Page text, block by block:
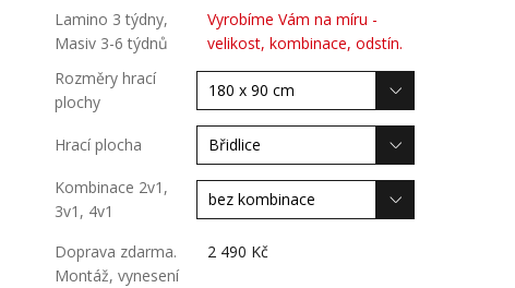
Lamino 3 týdny,
Masiv 3-6 týdnů
Vyrobíme Vám na míru -
velikost, kombinace, odstín.
Rozměry hrací
plochy
Hrací plocha
Kombinace 2v1,
3v1, 4v1
Doprava zdarma.
Montáž, vynesení
2 490 Kč